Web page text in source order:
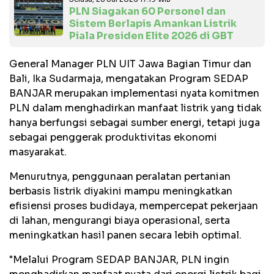
PLN Siagakan 60 Personel dan
Sistem Berlapis Amankan Listrik
Piala Presiden Elite 2026 di GBT
General Manager PLN UIT Jawa Bagian Timur dan
Bali, Ika Sudarmaja, mengatakan Program SEDAP
BANJAR merupakan implementasi nyata komitmen
PLN dalam menghadirkan manfaat listrik yang tidak
hanya berfungsi sebagai sumber energi, tetapi juga
sebagai penggerak produktivitas ekonomi
masyarakat.
Menurutnya, penggunaan peralatan pertanian
berbasis listrik diyakini mampu meningkatkan
efisiensi proses budidaya, mempercepat pekerjaan
di lahan, mengurangi biaya operasional, serta
meningkatkan hasil panen secara lebih optimal.
"Melalui Program SEDAP BANJAR, PLN ingin